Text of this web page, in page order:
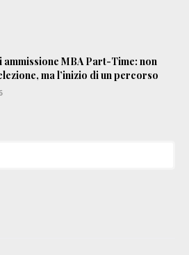
ammissione MBA Part-Time: non
ma l’inizio di un percorso